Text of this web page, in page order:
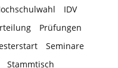
IDV
Prüfungen
Seminare
Stammtisch